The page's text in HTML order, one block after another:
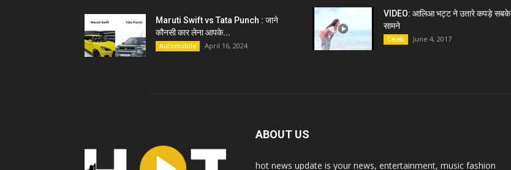
Maruti Swift vs Tata Punch : जाने
कौनसी कार लेना आपके...
Automobile April 16, 2024
VIDEO: आलिआ भट्ट ने उतारे कपड़े सबके
सामने
Celeb June 4, 2017
ABOUT US
hot news update is your news, entertainment, music fashion